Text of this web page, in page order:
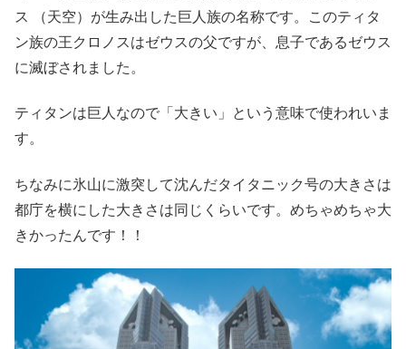
ス （天空）が生み出した巨人族の名称です。このティタ
ン族の王クロノスはゼウスの父ですが、息子であるゼウス
に滅ぼされました。
ティタンは巨人なので「大きい」という意味で使われいま
す。
ちなみに氷山に激突して沈んだタイタニック号の大きさは
都庁を横にした大きさは同じくらいです。めちゃめちゃ大
きかったんです！！